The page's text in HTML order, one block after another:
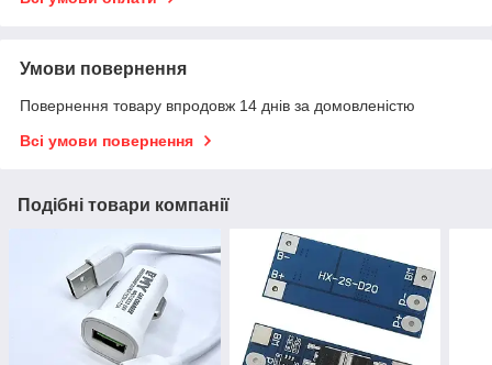
Умови повернення
Повернення товару впродовж 14 днів за домовленістю
Всі умови повернення
Подібні товари компанії